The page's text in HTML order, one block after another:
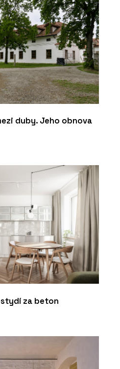
duby. Jeho obnova
za beton